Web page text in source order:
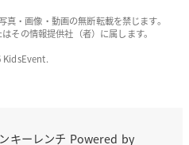
真・画像・動画の無断転載を禁じます。
その情報提供社（者）に属します。
KidsEvent.
キーレンチ Powered by